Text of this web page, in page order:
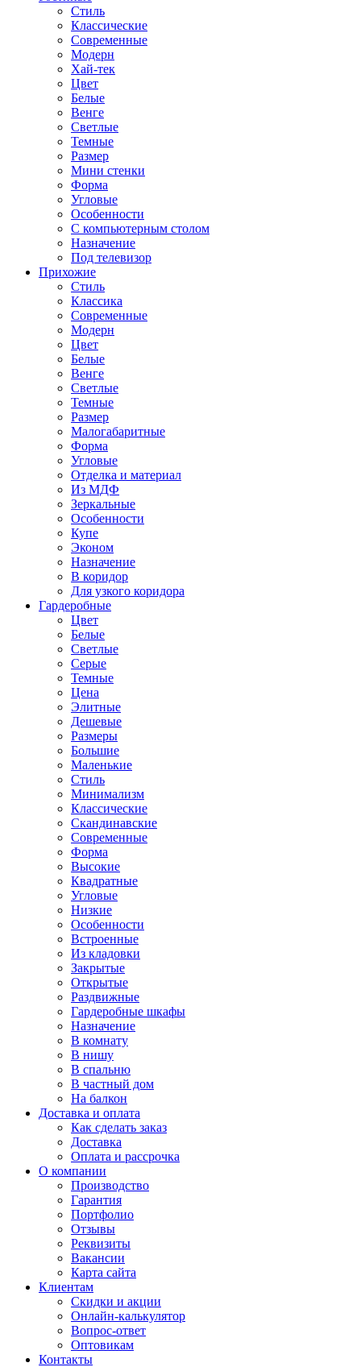
Стиль
Классические
Современные
Модерн
Хай-тек
Цвет
Белые
Венге
Светлые
Темные
Размер
Мини стенки
Форма
Угловые
Особенности
С компьютерным столом
Назначение
Под телевизор
Прихожие
Стиль
Классика
Современные
Модерн
Цвет
Белые
Венге
Светлые
Темные
Размер
Малогабаритные
Форма
Угловые
Отделка и материал
Из МДФ
Зеркальные
Особенности
Купе
Эконом
Назначение
В коридор
Для узкого коридора
Гардеробные
Цвет
Белые
Светлые
Серые
Темные
Цена
Элитные
Дешевые
Размеры
Большие
Маленькие
Стиль
Минимализм
Классические
Скандинавские
Современные
Форма
Высокие
Квадратные
Угловые
Низкие
Особенности
Встроенные
Из кладовки
Закрытые
Открытые
Раздвижные
Гардеробные шкафы
Назначение
В комнату
В нишу
В спальню
В частный дом
На балкон
Доставка и оплата
Как сделать заказ
Доставка
Оплата и рассрочка
О компании
Производство
Гарантия
Портфолио
Отзывы
Реквизиты
Вакансии
Карта сайта
Клиентам
Скидки и акции
Онлайн-калькулятор
Вопрос-ответ
Оптовикам
Контакты